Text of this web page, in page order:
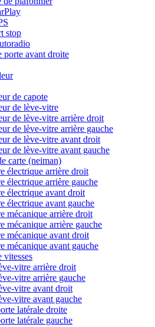
stop
porte avant droite
de capote
de lève-vitre
de lève-vitre arrière droit
de lève-vitre arrière gauche
de lève-vitre avant droit
de lève-vitre avant gauche
carte (neiman)
électrique arrière droit
électrique arrière gauche
électrique avant droit
électrique avant gauche
mécanique arrière droit
mécanique arrière gauche
mécanique avant droit
mécanique avant gauche
vitesses
vitre arrière droit
vitre arrière gauche
vitre avant droit
vitre avant gauche
latérale droite
latérale gauche